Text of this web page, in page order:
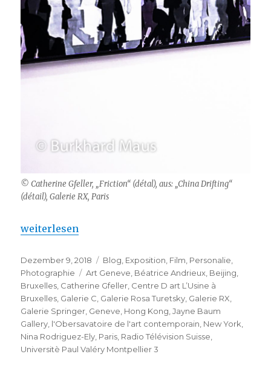
© Catherine Gfeller, „Friction“ (détal), aus: „China Drifting“
(détail), Galerie RX, Paris
„Catherine Gfeller – Films, Photographies,
weiterlesen
Veröffentlicht
am
Dezember 9, 2018 Kategorien
Blog Exposition Film Personalie
Photographie
Schlagwörter
Art Geneve Béatrice Andrieux Beijing
Bruxelles Catherine Gfeller Centre D art L’Usine à
Bruxelles Galerie C Galerie Rosa Turetsky Galerie RX
Galerie Springer Geneve Hong Kong ,Jayne Baum
Gallery l'Obersavatoire de l'art contemporain New York
Nina Rodriguez-Ely Paris Radio Télévision Suisse
Universitè Paul Valéry Montpellier 3